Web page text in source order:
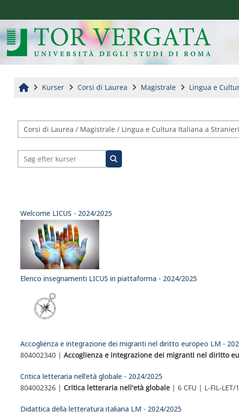
Home
Kurser Corsi di Laurea Magistrale Lingua e
Kursuskategorier
Søg efter kurser
Søg efter kurser
Welcome LICUS - 2024/2025
Elenco insegnamenti LICUS in piattaforma - 2024/2025
Accoglienza e integrazione dei migranti nel diritto europeo LM -
804002340 |Accoglienza e integrazione dei migranti nel diritto
Critica letteraria nell'età globale - 2024/2025
804002326 |Critica letteraria nell'età globale | 6 CFU | L-FIL-
Didattica della letteratura italiana LM - 2024/2025